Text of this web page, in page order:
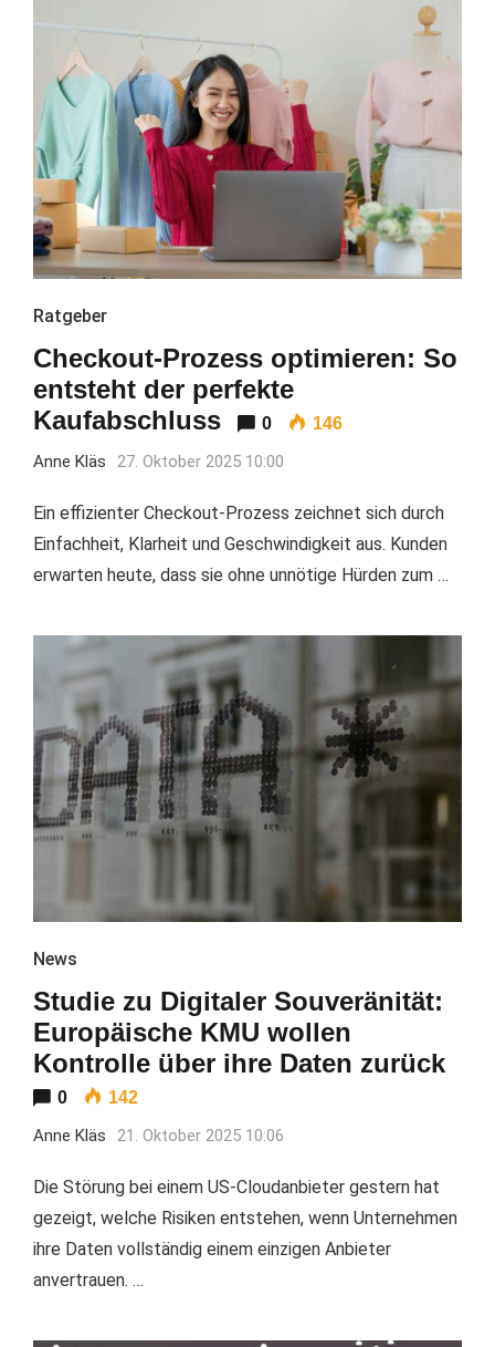
Ratgeber
Checkout-Prozess optimieren: So
entsteht der perfekte
Kaufabschluss
0 146
Anne Kläs 27. Oktober 2025 10:00
Ein effizienter Checkout-Prozess zeichnet sich durch
Einfachheit, Klarheit und Geschwindigkeit aus. Kunden
erwarten heute, dass sie ohne unnötige Hürden zum …
News
Studie zu Digitaler Souveränität:
Europäische KMU wollen
Kontrolle über ihre Daten zurück
0 142
Anne Kläs 21. Oktober 2025 10:06
Die Störung bei einem US-Cloudanbieter gestern hat
gezeigt, welche Risiken entstehen, wenn Unternehmen
ihre Daten vollständig einem einzigen Anbieter
anvertrauen. …